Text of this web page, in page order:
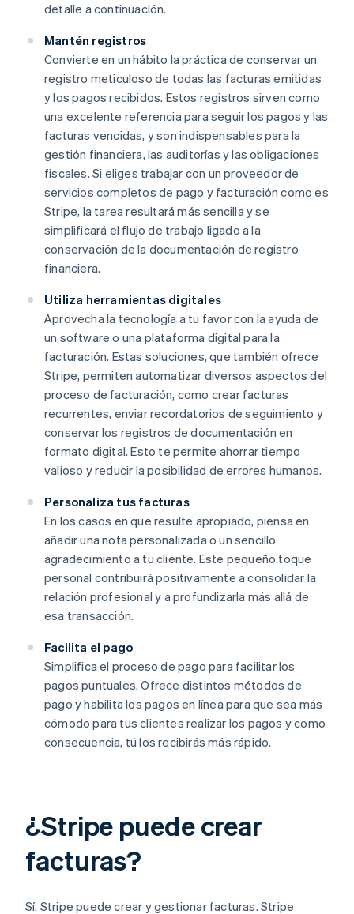
detalle a continuación.
Mantén registros
Convierte en un hábito la práctica de conservar un
registro meticuloso de todas las facturas emitidas
y los pagos recibidos. Estos registros sirven como
una excelente referencia para seguir los pagos y las
facturas vencidas, y son indispensables para la
gestión financiera, las auditorías y las obligaciones
fiscales. Si eliges trabajar con un proveedor de
servicios completos de pago y facturación como es
Stripe, la tarea resultará más sencilla y se
simplificará el flujo de trabajo ligado a la
conservación de la documentación de registro
financiera.
Utiliza herramientas digitales
Aprovecha la tecnología a tu favor con la ayuda de
un software o una plataforma digital para la
facturación. Estas soluciones, que también ofrece
Stripe, permiten automatizar diversos aspectos del
proceso de facturación, como crear facturas
recurrentes, enviar recordatorios de seguimiento y
conservar los registros de documentación en
formato digital. Esto te permite ahorrar tiempo
valioso y reducir la posibilidad de errores humanos.
Personaliza tus facturas
En los casos en que resulte apropiado, piensa en
añadir una nota personalizada o un sencillo
agradecimiento a tu cliente. Este pequeño toque
personal contribuirá positivamente a consolidar la
relación profesional y a profundizarla más allá de
esa transacción.
Facilita el pago
Simplifica el proceso de pago para facilitar los
pagos puntuales. Ofrece distintos métodos de
pago y habilita los pagos en línea para que sea más
cómodo para tus clientes realizar los pagos y como
consecuencia, tú los recibirás más rápido.
¿Stripe puede crear
facturas?
Sí, Stripe puede crear y gestionar facturas. Stripe